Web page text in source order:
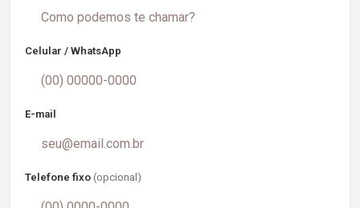
Celular / WhatsApp
E-mail
Telefone fixo (opcional)